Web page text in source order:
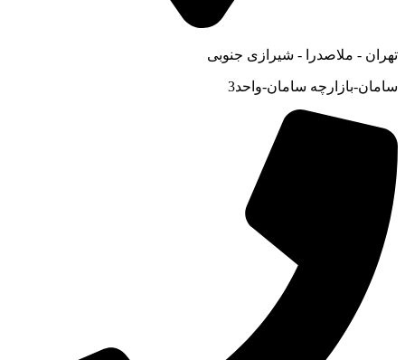
تهران - ملاصدرا - شیرازی جنوبی
سامان-بازارچه سامان-واحد3